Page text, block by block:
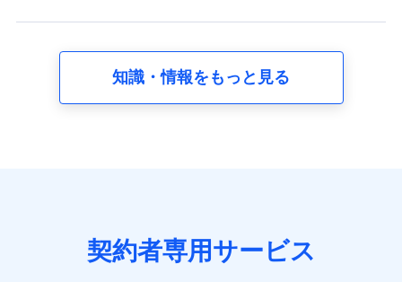
株式会社NTTドコモ
れらに付帯、関連する当社、株式会社NTTドコモおよび提携
会社のサービスを案内、提供するため
知識・情報をもっと見る
契約者専用サービス